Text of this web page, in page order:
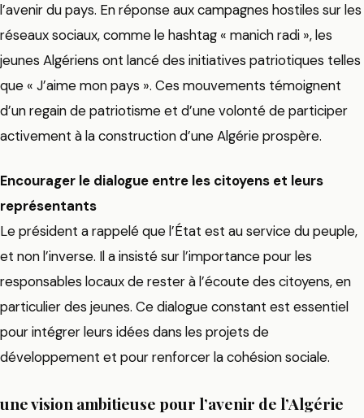
l’avenir du pays. En réponse aux campagnes hostiles sur les
réseaux sociaux, comme le hashtag « manich radi », les
jeunes Algériens ont lancé des initiatives patriotiques telles
que « J’aime mon pays ». Ces mouvements témoignent
d’un regain de patriotisme et d’une volonté de participer
activement à la construction d’une Algérie prospère.
Encourager le dialogue entre les citoyens et leurs
représentants
Le président a rappelé que l’État est au service du peuple,
et non l’inverse. Il a insisté sur l’importance pour les
responsables locaux de rester à l’écoute des citoyens, en
particulier des jeunes. Ce dialogue constant est essentiel
pour intégrer leurs idées dans les projets de
développement et pour renforcer la cohésion sociale.
une vision ambitieuse pour l’avenir de l’Algérie